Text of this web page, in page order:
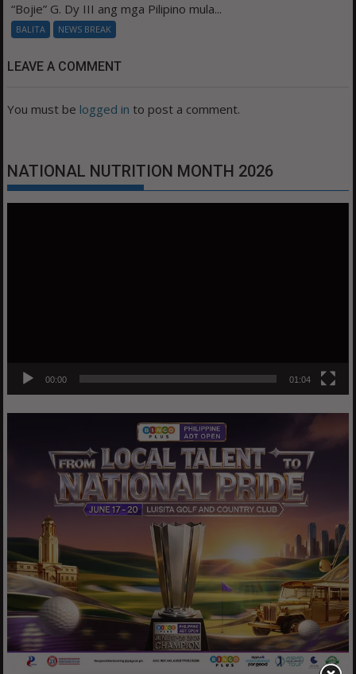
“Bojie” G. Dy III ang mga Pilipino mula...
BALITA NEWS BREAK
LEAVE A COMMENT
You must be logged in to post a comment.
NATIONAL NUTRITION MONTH 2026
00:00 01:04